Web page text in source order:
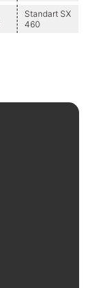
Standart SX
460